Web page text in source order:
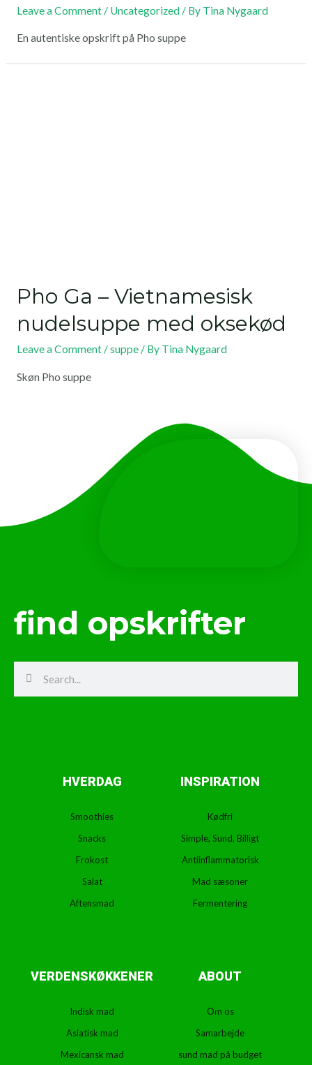
Leave a Comment / Uncategorized/ By Tina Nygaard
En autentiske opskrift på Pho suppe
Pho Ga – Vietnamesisk
nudelsuppe med oksekød
Leave a Comment /suppe/ By Tina Nygaard
Skøn Pho suppe
find opskrifter
HVERDAG
Smoothies
Snacks
Frokost
Salat
Aftensmad
INSPIRATION
Kødfri
Simple, Sund, Billigt
Antiinflammatorisk
Mad sæsoner
Fermentering
VERDENSKØKKENER
Indisk mad
Asiatisk mad
Mexicansk mad
ABOUT
Om os
Samarbejde
sund mad på budget